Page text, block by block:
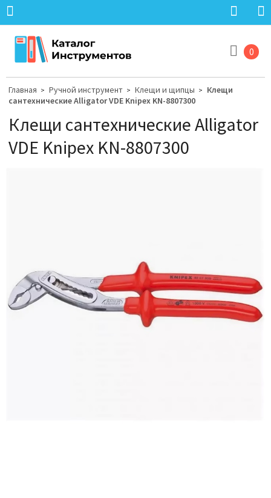
0
Главная > Ручной инструмент > Клещи и щипцы > Клещи
сантехнические Alligator VDE Knipex KN-8807300
Клещи сантехнические Alligator
VDE Knipex KN-8807300